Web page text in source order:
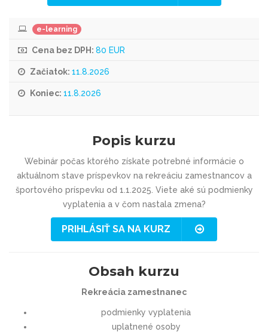
e-learning
Cena bez DPH: 80 EUR
Začiatok: 11.8.2026
Koniec: 11.8.2026
Popis kurzu
Webinár počas ktorého získate potrebné informácie o
aktuálnom stave príspevkov na rekreáciu zamestnancov a
športového príspevku od 1.1.2025. Viete aké sú podmienky
vyplatenia a v čom nastala zmena?
PRIHLÁSIŤ SA NA KURZ
Obsah kurzu
Rekreácia zamestnanec
podmienky vyplatenia
uplatnené osoby